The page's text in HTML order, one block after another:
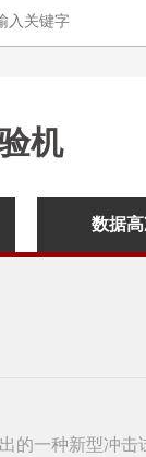
机
数据
的一种新型冲击